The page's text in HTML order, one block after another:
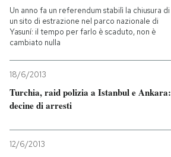
Un anno fa un referendum stabilì la chiusura di
un sito di estrazione nel parco nazionale di
Yasuní: il tempo per farlo è scaduto, non è
cambiato nulla
18/6/2013
Turchia, raid polizia a Istanbul e Ankara:
decine di arresti
12/6/2013